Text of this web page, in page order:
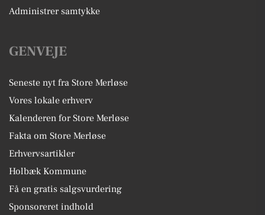
Administrer samtykke
GENVEJE
Seneste nyt fra Store Merløse
Vores lokale erhverv
Kalenderen for Store Merløse
Fakta om Store Merløse
Erhvervsartikler
Holbæk Kommune
Få en gratis salgsvurdering
Sponsoreret indhold